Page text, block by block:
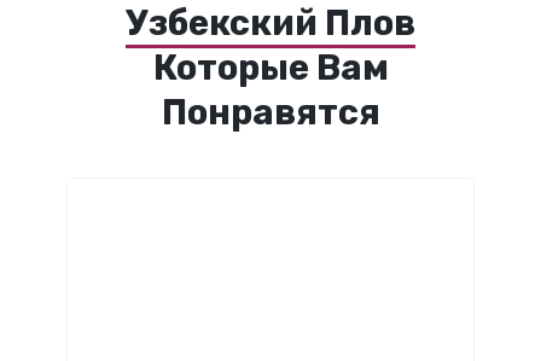
Узбекский Плов
Которые Вам
Понравятся